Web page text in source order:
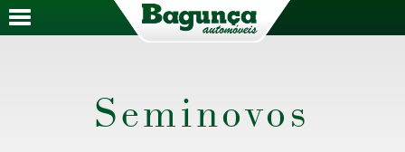
Seminovos